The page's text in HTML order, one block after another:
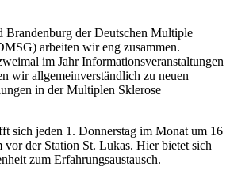
Brandenburg der Deutschen Multiple
arbeiten wir eng zusammen.
im Jahr Informationsveranstaltungen
wir allgemeinverständlich zu neuen
in der Multiplen Sklerose
sich jeden 1. Donnerstag im Monat um 16
der Station St. Lukas. Hier bietet sich
zum Erfahrungsaustausch.